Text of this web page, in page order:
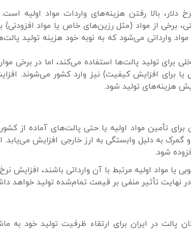
دلار، بالا رفتن هزینه‌های واردات مواد اولیه است.
برخی از مواد (مثل رزین‌های خاص یا مواد افزودنی)
وارداتی می‌شود که به نوبه خود هزینه تولید
برای تولید پالت‌ها استفاده می‌کند، اما در برخی
برای افزایش کیفیت) نیز وارد کشور می‌شوند.
هزینه‌های تولید شود.
برای تأمین مواد اولیه یا حتی پالت‌های آماده از
گمرک به دلیل وابستگی به ارز خارجی افزایش می‌یابد.
شود.
یا مواد اولیه مرتبط با آن وارداتی باشند، افزایش نرخ
نهایت تأثیر منفی بر قیمت تمام‌شده تولید خواهد
پالت در ایران برای ارتقاء ظرفیت تولید خود به